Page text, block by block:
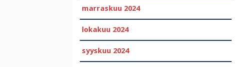
marraskuu 2024
lokakuu 2024
syyskuu 2024